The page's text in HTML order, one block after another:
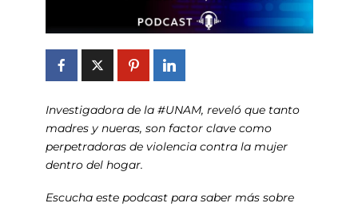
Investigadora de la #UNAM, reveló que tanto
madres y nueras, son factor clave como
perpetradoras de violencia contra la mujer
dentro del hogar.
Escucha este podcast para saber más sobre